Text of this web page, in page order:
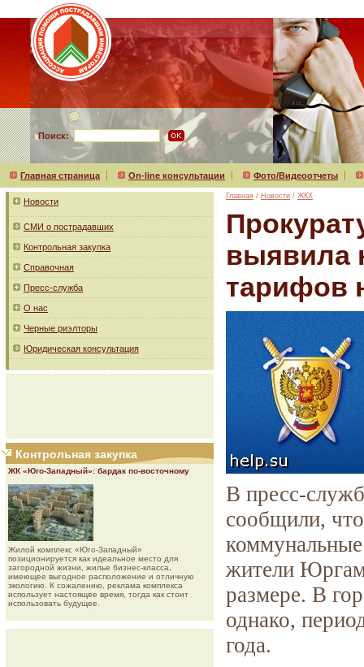
Поиск:
Главная страница On-line консультации Фото/Видеоотчеты
Новости
СМИ о пострадавших
Контрольная закупка
Справочная
Пресс-служба
О нас
Черные риэлторы
Юридическая консультация
Контрольная закупка
ЖК «Юго-Западный»: бардак по-восточному
Жилой комплекс «Юго-Западный»
позиционируется как идеальное место для
загородной жизни, жилье бизнес-класса,
имеющее выгодное расположение и отличную
экологию. К сожалению, реклама комплекса
использует настоящее время, тогда как стоит
использовать будущее.
Главная / Новости / ЖКХ
выявила
тарифов
В пресс-
сообщили,
жители
размере. В
однако,
года.